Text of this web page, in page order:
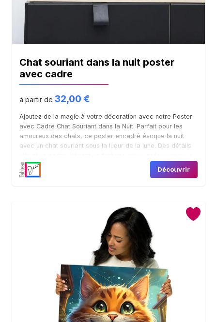
Chat souriant dans la nuit poster
avec cadre
à partir de 32,00 €
Ajoutez de la magie à votre décoration avec notre Poster
avec Cadre Chat Souriant dans la Nuit. Parfait pour les
amoureux des chats, ce poster encadré évoque la nuit
avec un chat souriant sous la lueur de la lune. Des détails
n’importe quel espace.
Découvrir